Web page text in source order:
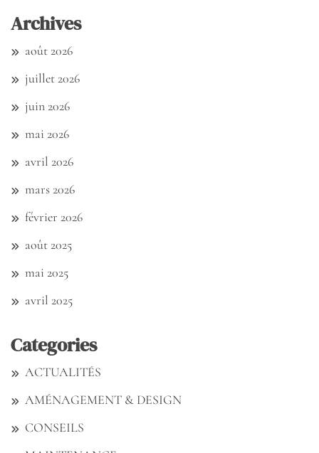
Archives
août 2026
juillet 2026
juin 2026
mai 2026
avril 2026
mars 2026
février 2026
août 2025
mai 2025
avril 2025
Categories
ACTUALITÉS
AMÉNAGEMENT & DESIGN
CONSEILS